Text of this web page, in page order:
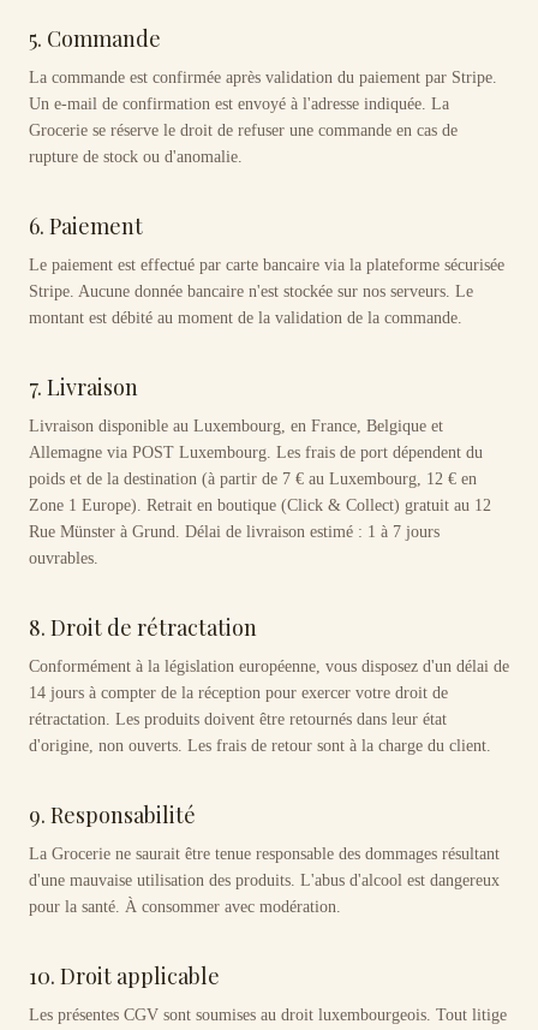
5. Commande
La commande est confirmée après validation du paiement par Stripe.
Un e-mail de confirmation est envoyé à l'adresse indiquée. La
Grocerie se réserve le droit de refuser une commande en cas de
rupture de stock ou d'anomalie.
6. Paiement
Le paiement est effectué par carte bancaire via la plateforme sécurisée
Stripe. Aucune donnée bancaire n'est stockée sur nos serveurs. Le
montant est débité au moment de la validation de la commande.
7. Livraison
Livraison disponible au Luxembourg, en France, Belgique et
Allemagne via POST Luxembourg. Les frais de port dépendent du
poids et de la destination (à partir de 7 € au Luxembourg, 12 € en
Zone 1 Europe). Retrait en boutique (Click & Collect) gratuit au 12
Rue Münster à Grund. Délai de livraison estimé : 1 à 7 jours
ouvrables.
8. Droit de rétractation
Conformément à la législation européenne, vous disposez d'un délai de
14 jours à compter de la réception pour exercer votre droit de
rétractation. Les produits doivent être retournés dans leur état
d'origine, non ouverts. Les frais de retour sont à la charge du client.
9. Responsabilité
La Grocerie ne saurait être tenue responsable des dommages résultant
d'une mauvaise utilisation des produits. L'abus d'alcool est dangereux
pour la santé. À consommer avec modération.
10. Droit applicable
Les présentes CGV sont soumises au droit luxembourgeois. Tout litige